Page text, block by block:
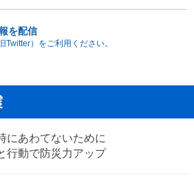
を配信
Twitter）をご利用ください。
にあわてないために
行動で防災力アップ